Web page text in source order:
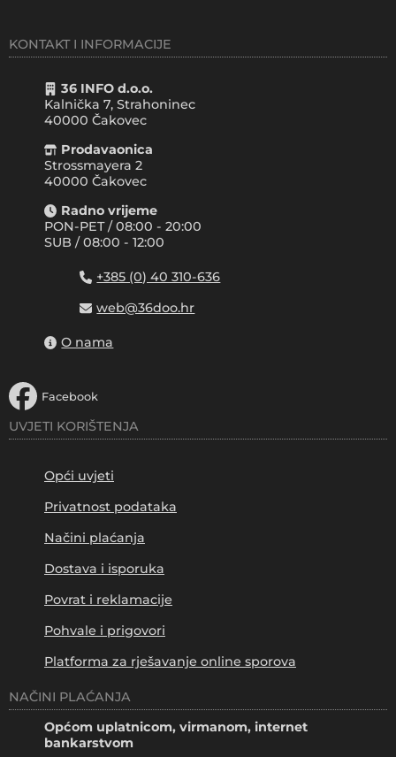
KONTAKT I INFORMACIJE
36 INFO d.o.o.
Kalnička 7, Strahoninec
40000 Čakovec
Prodavaonica
Strossmayera 2
40000 Čakovec
Radno vrijeme
PON-PET / 08:00 - 20:00
SUB / 08:00 - 12:00
+385 (0) 40 310-636
web@36doo.hr
O nama
Facebook
UVJETI KORIŠTENJA
Opći uvjeti
Privatnost podataka
Načini plaćanja
Dostava i isporuka
Povrat i reklamacije
Pohvale i prigovori
Platforma za rješavanje online sporova
NAČINI PLAĆANJA
Općom uplatnicom, virmanom, internet
bankarstvom